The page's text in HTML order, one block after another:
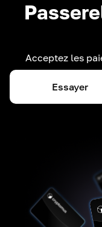
Acceptez les
Essayer